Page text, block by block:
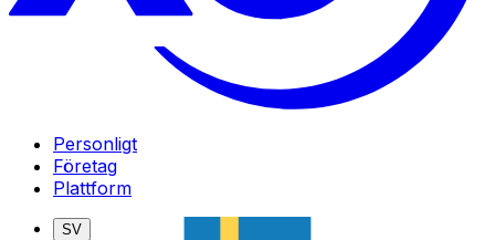
Personligt
Företag
Plattform
SV